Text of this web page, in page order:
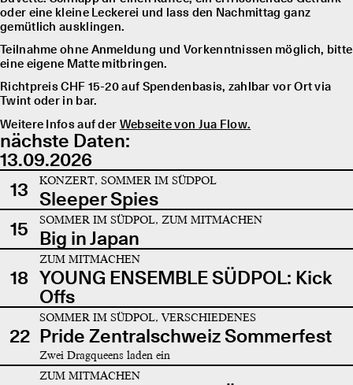
oder eine kleine Leckerei und lass den Nachmittag ganz
gemütlich ausklingen.
Teilnahme ohne Anmeldung und Vorkenntnissen möglich, bitte
eine eigene Matte mitbringen.
Richtpreis CHF 15-20 auf Spendenbasis, zahlbar vor Ort via
Twint oder in bar.
Weitere Infos auf der Webseite von Jua Flow.
nächste Daten:
13.09.2026
13
KONZERT, SOMMER IM SÜDPOL
Sleeper Spies
15
SOMMER IM SÜDPOL, ZUM MITMACHEN
Big in Japan
18
ZUM MITMACHEN
YOUNG ENSEMBLE SÜDPOL: Kick
Offs
22
SOMMER IM SÜDPOL, VERSCHIEDENES
Pride Zentralschweiz Sommerfest
Zwei Dragqueens laden ein
ZUM MITMACHEN